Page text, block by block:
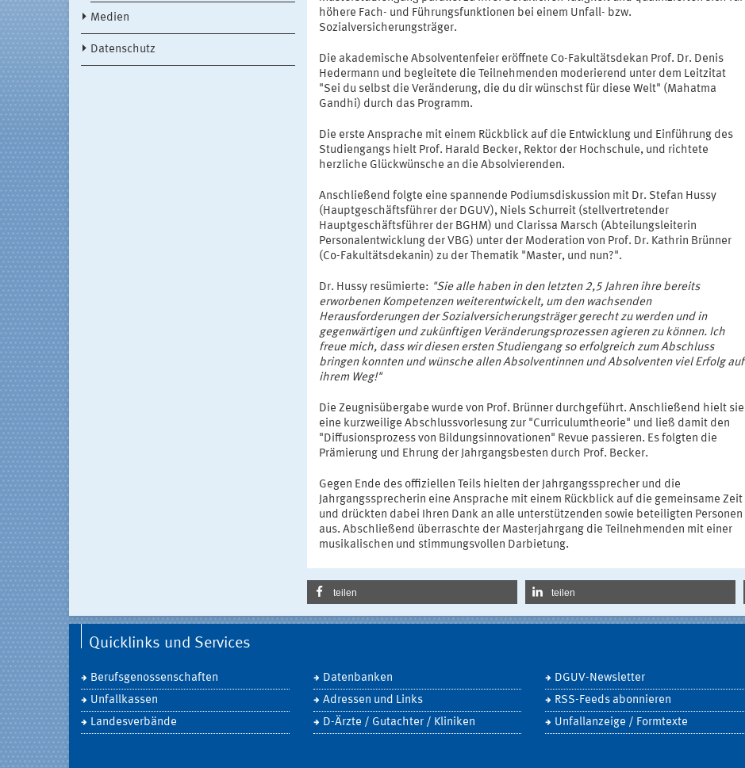
Medien
Datenschutz
höhere Fach- und Führungsfunktionen bei einem Unfall- bzw.
Sozialversicherungsträger.
Die akademische Absolventenfeier eröffnete Co-Fakultätsdekan Prof. Dr. Denis
Hedermann und begleitete die Teilnehmenden moderierend unter dem Leitzitat
"Sei du selbst die Veränderung, die du dir wünschst für diese Welt" (Mahatma
Gandhi) durch das Programm.
Die erste Ansprache mit einem Rückblick auf die Entwicklung und Einführung des
Studiengangs hielt Prof. Harald Becker, Rektor der Hochschule, und richtete
herzliche Glückwünsche an die Absolvierenden.
Anschließend folgte eine spannende Podiumsdiskussion mit Dr. Stefan Hussy
(Hauptgeschäftsführer der DGUV), Niels Schurreit (stellvertretender
Hauptgeschäftsführer der BGHM) und Clarissa Marsch (Abteilungsleiterin
Personalentwicklung der VBG) unter der Moderation von Prof. Dr. Kathrin Brünner
(Co-Fakultätsdekanin) zu der Thematik "Master, und nun?".
Dr. Hussy resümierte: "Sie alle haben in den letzten 2,5 Jahren ihre bereits
erworbenen Kompetenzen weiterentwickelt, um den wachsenden
Herausforderungen der Sozialversicherungsträger gerecht zu werden und in
gegenwärtigen und zukünftigen Veränderungsprozessen agieren zu können. Ich
freue mich, dass wir diesen ersten Studiengang so erfolgreich zum Abschluss
bringen konnten und wünsche allen Absolventinnen und Absolventen viel Erfolg auf
ihrem Weg!"
Die Zeugnisübergabe wurde von Prof. Brünner durchgeführt. Anschließend hielt sie
eine kurzweilige Abschlussvorlesung zur "Curriculumtheorie" und ließ damit den
"Diffusionsprozess von Bildungsinnovationen" Revue passieren. Es folgten die
Prämierung und Ehrung der Jahrgangsbesten durch Prof. Becker.
Gegen Ende des offiziellen Teils hielten der Jahrgangssprecher und die
Jahrgangssprecherin eine Ansprache mit einem Rückblick auf die gemeinsame Zeit
und drückten dabei Ihren Dank an alle unterstützenden sowie beteiligten Personen
aus. Abschließend überraschte der Masterjahrgang die Teilnehmenden mit einer
musikalischen und stimmungsvollen Darbietung.
teilen teilen
Quicklinks und Services
Berufsgenossenschaften
Unfallkassen
Landesverbände
Datenbanken
Adressen und Links
D-Ärzte / Gutachter / Kliniken
DGUV-Newsletter
RSS-Feeds abonnieren
Unfallanzeige / Formtexte